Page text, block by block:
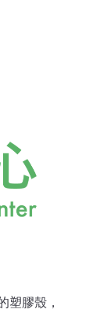
塑膠殼，